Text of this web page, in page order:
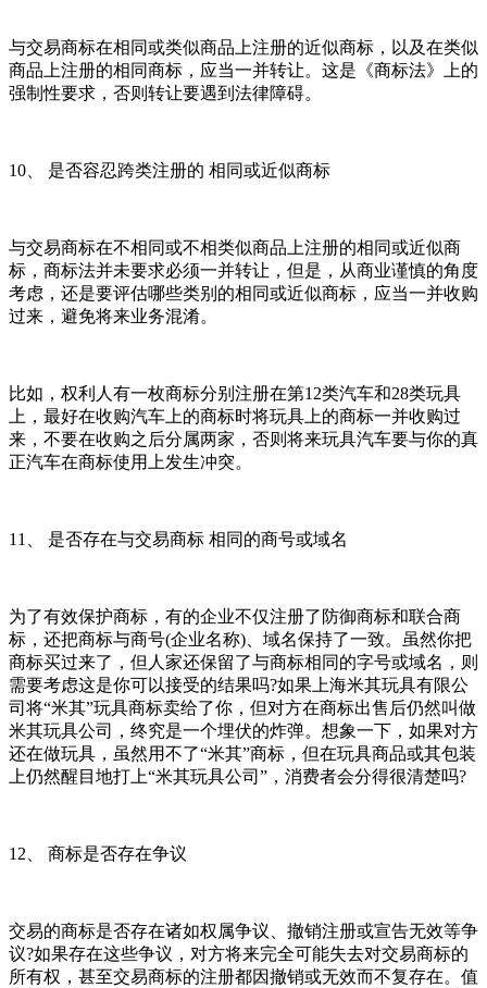
与交易商标在相同或类似商品上注册的近似商标，以及在类似
商品上注册的相同商标，应当一并转让。这是《商标法》上的
强制性要求，否则转让要遇到法律障碍。
10、 是否容忍跨类注册的 相同或近似商标
与交易商标在不相同或不相类似商品上注册的相同或近似商
标，商标法并未要求必须一并转让，但是，从商业谨慎的角度
考虑，还是要评估哪些类别的相同或近似商标，应当一并收购
过来，避免将来业务混淆。
比如，权利人有一枚商标分别注册在第12类汽车和28类玩具
上，最好在收购汽车上的商标时将玩具上的商标一并收购过
来，不要在收购之后分属两家，否则将来玩具汽车要与你的真
正汽车在商标使用上发生冲突。
11、 是否存在与交易商标 相同的商号或域名
为了有效保护商标，有的企业不仅注册了防御商标和联合商
标，还把商标与商号(企业名称)、域名保持了一致。虽然你把
商标买过来了，但人家还保留了与商标相同的字号或域名，则
需要考虑这是你可以接受的结果吗?如果上海米其玩具有限公
司将“米其”玩具商标卖给了你，但对方在商标出售后仍然叫做
米其玩具公司，终究是一个埋伏的炸弹。想象一下，如果对方
还在做玩具，虽然用不了“米其”商标，但在玩具商品或其包装
上仍然醒目地打上“米其玩具公司”，消费者会分得很清楚吗?
12、 商标是否存在争议
交易的商标是否存在诸如权属争议、撤销注册或宣告无效等争
议?如果存在这些争议，对方将来完全可能失去对交易商标的
所有权，甚至交易商标的注册都因撤销或无效而不复存在。值